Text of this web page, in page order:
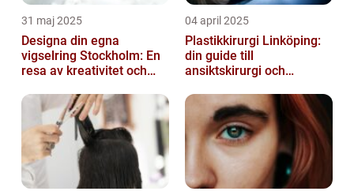
31 maj 2025
Designa din egna
vigselring Stockholm: En
resa av kreativitet och
04 april 2025
Plastikkirurgi Linköping:
din guide till
ansiktskirurgi och